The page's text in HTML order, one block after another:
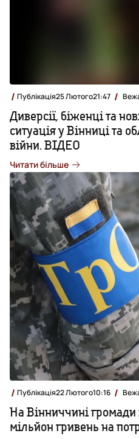
Публікація25 Лютого21:47
Диверсії, біженці та
ситуація у Вінниці та
війни. ВІДЕО
Читати більше
Публікація22 Лютого10:16
На Вінниччині
мільйон гривень на